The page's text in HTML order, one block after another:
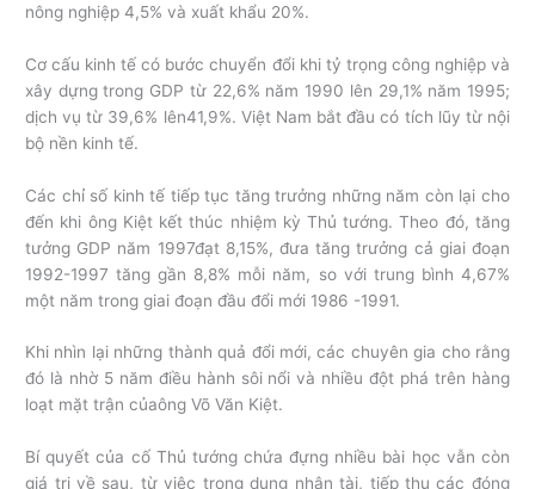
nông nghiệp 4,5% và xuất khẩu 20%.
Cơ cấu kinh tế có bước chuyển đổi khi tỷ trọng công nghiệp và
xây dựng trong GDP từ 22,6% năm 1990 lên 29,1% năm 1995;
dịch vụ từ 39,6% lên41,9%. Việt Nam bắt đầu có tích lũy từ nội
bộ nền kinh tế.
Các chỉ số kinh tế tiếp tục tăng trưởng những năm còn lại cho
đến khi ông Kiệt kết thúc nhiệm kỳ Thủ tướng. Theo đó, tăng
tưởng GDP năm 1997đạt 8,15%, đưa tăng trưởng cả giai đoạn
1992-1997 tăng gần 8,8% mỗi năm, so với trung bình 4,67%
một năm trong giai đoạn đầu đổi mới 1986 -1991.
Khi nhìn lại những thành quả đổi mới, các chuyên gia cho rằng
đó là nhờ 5 năm điều hành sôi nổi và nhiều đột phá trên hàng
loạt mặt trận củaông Võ Văn Kiệt.
Bí quyết của cố Thủ tướng chứa đựng nhiều bài học vẫn còn
giá trị về sau, từ việc trọng dụng nhân tài, tiếp thu các đóng